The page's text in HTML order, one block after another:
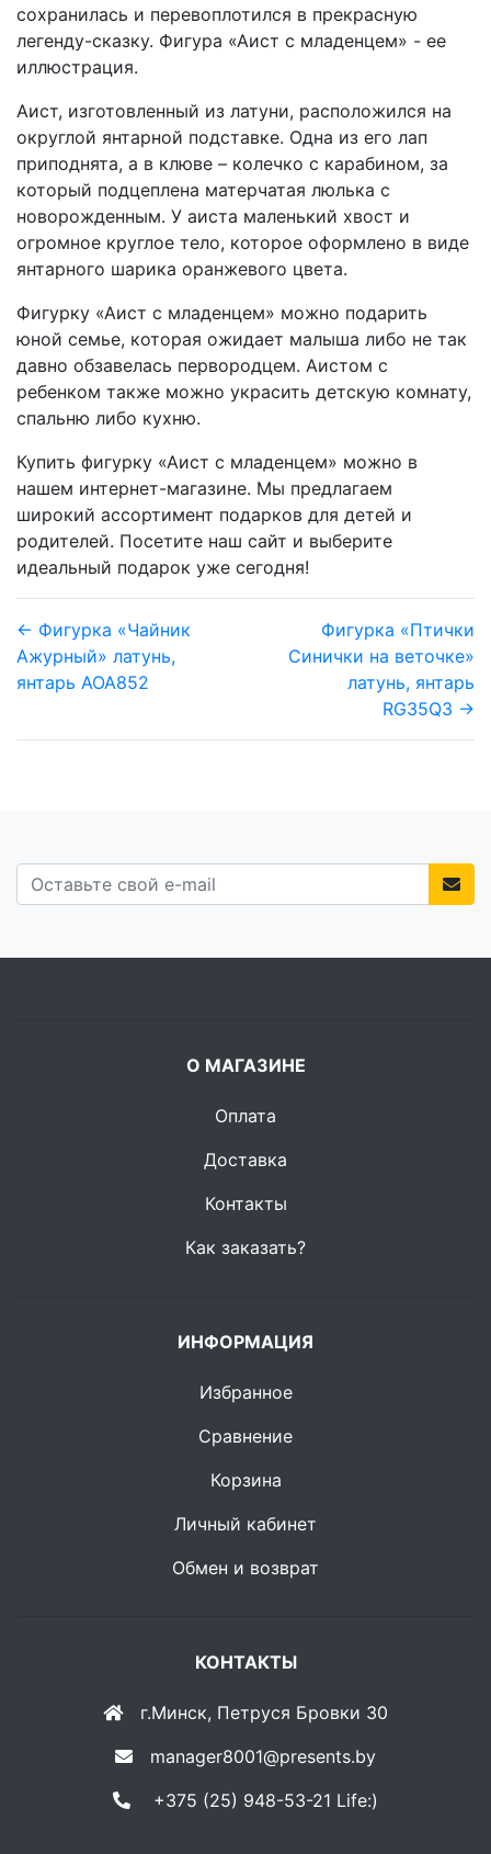
сохранилась и перевоплотился в прекрасную
легенду-сказку. Фигура «Аист с младенцем» - ее
иллюстрация.
Аист, изготовленный из латуни, расположился на
округлой янтарной подставке. Одна из его лап
приподнята, а в клюве – колечко с карабином, за
который подцеплена матерчатая люлька с
новорожденным. У аиста маленький хвост и
огромное круглое тело, которое оформлено в виде
янтарного шарика оранжевого цвета.
Фигурку «Аист с младенцем» можно подарить
юной семье, которая ожидает малыша либо не так
давно обзавелась первородцем. Аистом с
ребенком также можно украсить детскую комнату,
спальню либо кухню.
Купить фигурку «Аист с младенцем» можно в
нашем интернет-магазине. Мы предлагаем
широкий ассортимент подарков для детей и
родителей. Посетите наш сайт и выберите
идеальный подарок уже сегодня!
← Фигурка «Чайник
Ажурный» латунь,
янтарь AOA852
Фигурка «Птички
Синички на веточке»
латунь, янтарь
RG35Q3 →
О МАГАЗИНЕ
Оплата
Доставка
Контакты
Как заказать?
ИНФОРМАЦИЯ
Избранное
Сравнение
Корзина
Личный кабинет
Обмен и возврат
КОНТАКТЫ
г.Минск, Петруся Бровки 30
manager8001@presents.by
+375 (25) 948-53-21 Life:)